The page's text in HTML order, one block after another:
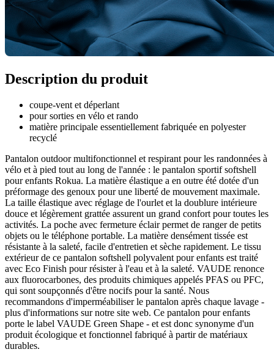
Description du produit
coupe-vent et déperlant
pour sorties en vélo et rando
matière principale essentiellement fabriquée en polyester
recyclé
Pantalon outdoor multifonctionnel et respirant pour les randonnées à
vélo et à pied tout au long de l'année : le pantalon sportif softshell
pour enfants Rokua. La matière élastique a en outre été dotée d'un
préformage des genoux pour une liberté de mouvement maximale.
La taille élastique avec réglage de l'ourlet et la doublure intérieure
douce et légèrement grattée assurent un grand confort pour toutes les
activités. La poche avec fermeture éclair permet de ranger de petits
objets ou le téléphone portable. La matière densément tissée est
résistante à la saleté, facile d'entretien et sèche rapidement. Le tissu
extérieur de ce pantalon softshell polyvalent pour enfants est traité
avec Eco Finish pour résister à l'eau et à la saleté. VAUDE renonce
aux fluorocarbones, des produits chimiques appelés PFAS ou PFC,
qui sont soupçonnés d'être nocifs pour la santé. Nous
recommandons d'imperméabiliser le pantalon après chaque lavage -
plus d'informations sur notre site web. Ce pantalon pour enfants
porte le label VAUDE Green Shape - et est donc synonyme d'un
produit écologique et fonctionnel fabriqué à partir de matériaux
durables.